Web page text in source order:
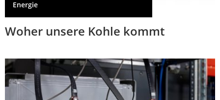
Energie
Woher unsere Kohle kommt